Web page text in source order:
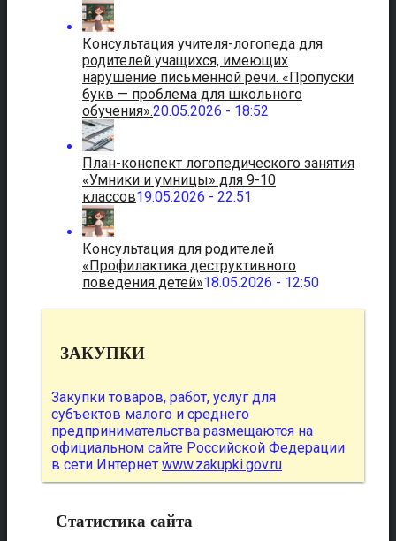
Консультация учителя-логопеда для
родителей учащихся, имеющих
нарушение письменной речи. «Пропуски
букв — проблема для школьного
обучения».20.05.2026 - 18:52
План-конспект логопедического занятия
«Умники и умницы» для 9-10
классов19.05.2026 - 22:51
Консультация для родителей
«Профилактика деструктивного
поведения детей»18.05.2026 - 12:50
ЗАКУПКИ
Закупки товаров, работ, услуг для
субъектов малого и среднего
предпринимательства размещаются на
официальном сайте Российской Федерации
в сети Интернет www.zakupki.gov.ru
Статистика сайта